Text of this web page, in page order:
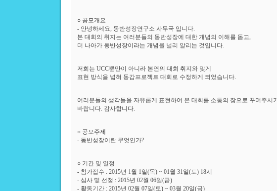
○ 공모개요
- 안녕하세요, 동반성장연구소 사무국 입니다.
본 대회의 취지는 여러분들의 동반성장에 대한 개념의 이해를 돕고,
더 나아가 동반성장이라는 개념을 널리 알리는 것입니다.
저희는 UCC뿐만이 아니라 본연의 대회 취지와 맞게
표현 방식을 넓혀 동감프로젝트 대회로 수정하게 되었습니다.
여러분들의 생각들을 자유롭게 표현하여 본 대회를 소통의 장으로 꾸며주시기
바랍니다. 감사합니다.
○ 공모주제
- 동반성장이란 무엇인가?
○ 기간 및 일정
- 참가접수 : 2015년 1월 1일(목) ~ 01월 31일(토) 18시
- 심사 및 선정 : 2015년 02월 06일(금)
- 활동기간 : 2015년 02월 07일(토) ~ 03월 20일(금)